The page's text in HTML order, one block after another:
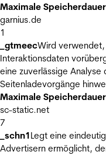
Maximale Speicherdauer
garnius.de
1
_gtmeecWird verwendet,
Interaktionsdaten
eine zuverlässige
Seitenladevorgänge
Maximale Speicherdauer
sc-static.net
7
_schn1Legt eine
Advertisern ermöglicht,